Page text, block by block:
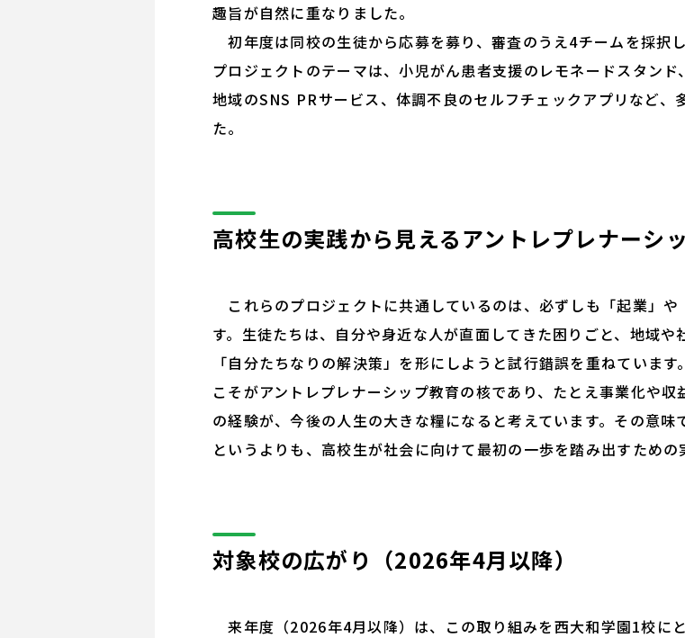
趣旨が自然に重なりました。
初年度は同校の生徒から応募を募り、審査のうえ4チームを採択
プロジェクトのテーマは、小児がん患者支援のレモネードスタンド
地域のSNS PRサービス、体調不良のセルフチェックアプリなど、
た。
高校生の実践から見えるアントレプレナーシ
これらのプロジェクトに共通しているのは、必ずしも「起業」
す。生徒たちは、自分や身近な人が直面してきた困りごと、地域や
「自分たちなりの解決策」を形にしようと試行錯誤を重ねていま
こそがアントレプレナーシップ教育の核であり、たとえ事業化や
の経験が、今後の人生の大きな糧になると考えています。その意味
というよりも、高校生が社会に向けて最初の一歩を踏み出すための
対象校の広がり（2026年4月以降）
来年度（2026年4月以降）は、この取り組みを西大和学園1校に